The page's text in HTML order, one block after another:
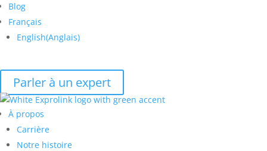
Blog
Français
English(Anglais)
Parler à un expert
À propos
Carrière
Notre histoire